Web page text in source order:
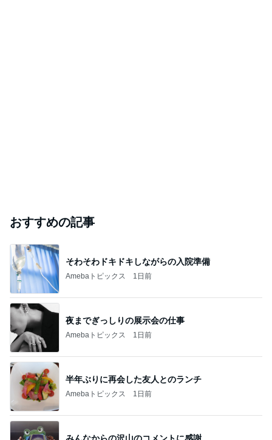
おすすめの記事
そわそわドキドキしながらの入院準備
Amebaトピックス 1日前
夜までぎっしりの展示会の仕事
Amebaトピックス 1日前
半年ぶりに再会した友人とのランチ
Amebaトピックス 1日前
みんなからの沢山のコメントに感謝